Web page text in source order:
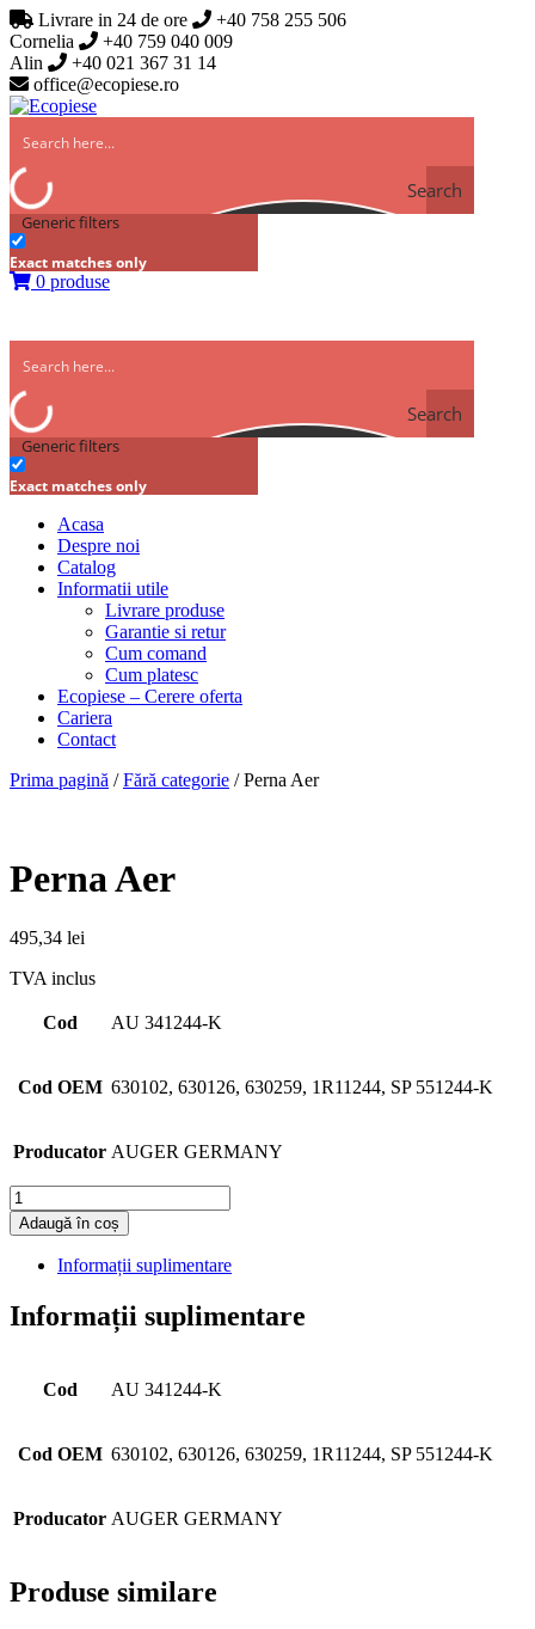
Livrare in 24 de ore
+40 758 255 506
Cornelia
+40 759 040 009
Alin
+40 021 367 31 14
office@ecopiese.ro
Search
Generic filters
Exact matches only
0 produse
Search
Generic filters
Exact matches only
Acasa
Despre noi
Catalog
Informatii utile
Livrare produse
Garantie si retur
Cum comand
Cum platesc
Ecopiese – Cerere oferta
Cariera
Contact
Prima pagină /Fără categorie / Perna Aer
Perna Aer
495,34 lei
TVA inclus
Cod AU 341244-K
Cod OEM 630102, 630126, 630259, 1R11244, SP 551244-K
Producator AUGER GERMANY
Cantitate
Adaugă în coș
Informații suplimentare
Informații suplimentare
Cod AU 341244-K
Cod OEM 630102, 630126, 630259, 1R11244, SP 551244-K
Producator AUGER GERMANY
Produse similare